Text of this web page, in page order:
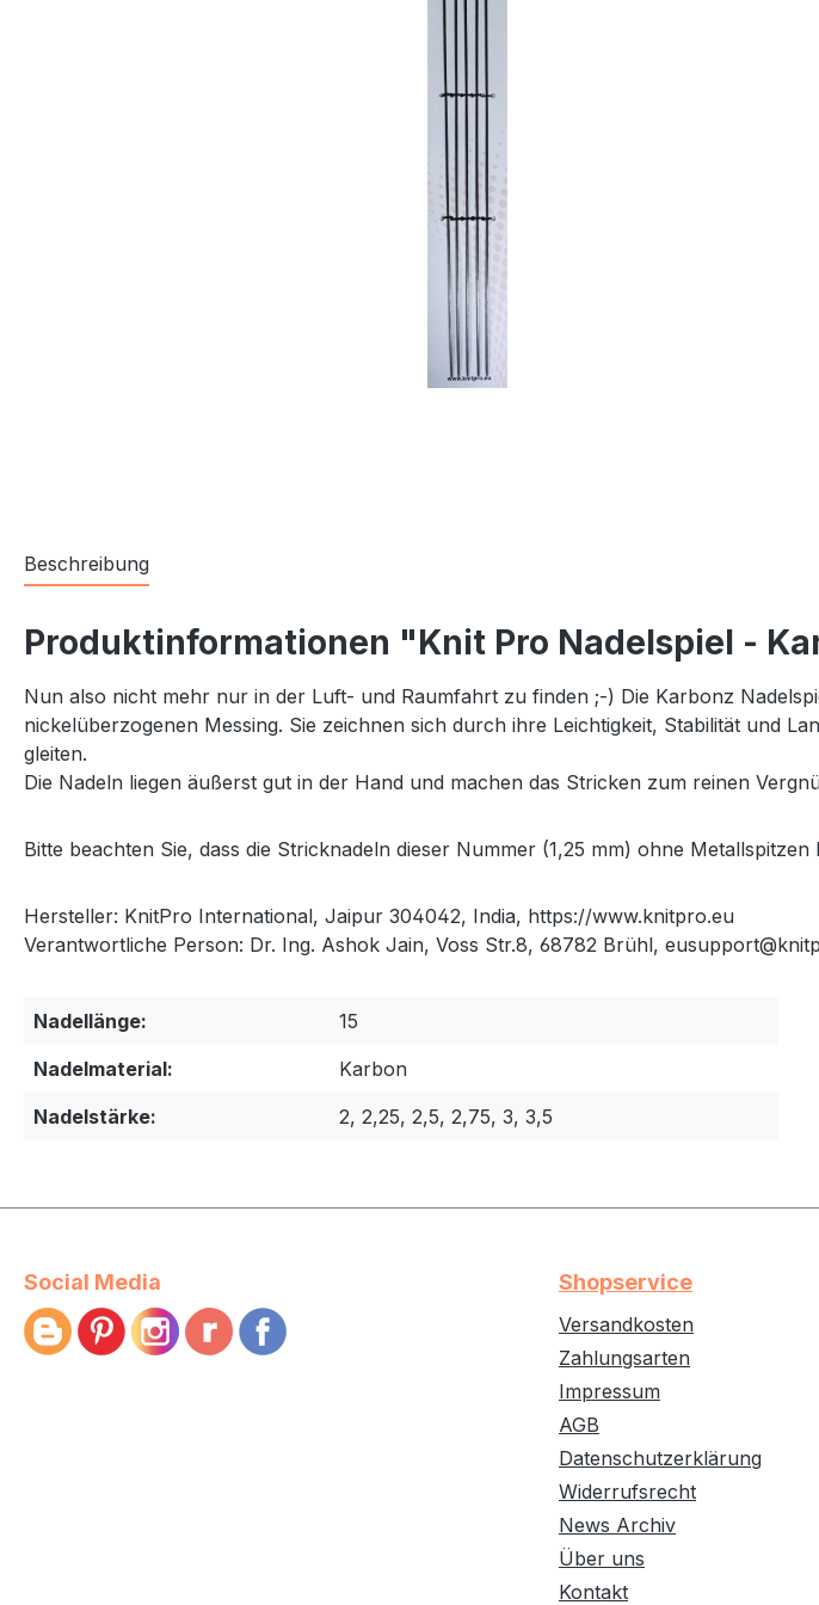
Beschreibung
Produktinformationen "Knit Pro Nadelspiel -
Nun also nicht mehr nur in der Luft- und Raumfahrt zu finden ;-) Die Karbonz
nickelüberzogenen Messing. Sie zeichnen sich durch ihre Leichtigkeit, Stabilität und
gleiten.
Die Nadeln liegen äußerst gut in der Hand und machen das Stricken zum reinen
Bitte beachten Sie, dass die Stricknadeln dieser Nummer (1,25 mm) ohne Metallspitzen
Hersteller: KnitPro International, Jaipur 304042, India, https://www.knitpro.eu
Verantwortliche Person: Dr. Ing. Ashok Jain, Voss Str.8, 68782 Brühl,
Nadellänge:
15
Nadelmaterial:
Karbon
Nadelstärke:
2, 2,25, 2,5, 2,75, 3, 3,5
Social Media Shopservice
Versandkosten
Zahlungsarten
Impressum
AGB
Datenschutzerklärung
Widerrufsrecht
News Archiv
Über uns
Kontakt